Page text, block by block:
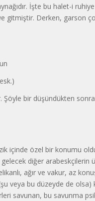
İşte bu halet-i
gitmiştir. Derken, garson
bir düşündükten
içinde özel bir konumu
diğer arabeskçilerin
ağır ve vakur, az
veya bu düzeyde de
savunan, bu savunma